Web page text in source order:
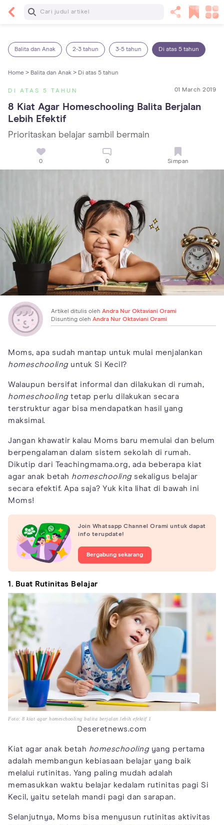
Baca Selanjutnya
Balita dan Anak 2-3 tahun 3-5 tahun Di atas 5 tahun
Home > Balita dan Anak > Di atas 5 tahun
DI ATAS 5 TAHUN 01 March 2019
8 Kiat Agar Homeschooling Balita Berjalan
Lebih Efektif
Prioritaskan belajar sambil bermain
0 0 Simpan
Artikel ditulis oleh Andra Nur Oktaviani Orami
Disunting oleh Andra Nur Oktaviani Orami
Moms, apa sudah mantap untuk mulai menjalankan
homeschoolinguntuk Si Kecil?
Walaupun bersifat informal dan dilakukan di rumah,
homeschoolingtetap perlu dilakukan secara
terstruktur agar bisa mendapatkan hasil yang
maksimal.
Jangan khawatir kalau Moms baru memulai dan belum
berpengalaman dalam sistem sekolah di rumah.
Dikutip dari Teachingmama.org, ada beberapa kiat
agar anak betah homeschoolingsekaligus belajar
secara efektif. Apa saja? Yuk kita lihat di bawah ini
Moms!
Join Whatsapp Channel Orami untuk dapat
info terupdate!
Bergabung sekarang
1. Buat Rutinitas Belajar
Foto: 8 kiat agar homeschooling balita berjalan lebih efektif 1
Deseretnews.com
Kiat agar anak betah homeschoolingyang pertama
adalah membangun kebiasaan belajar yang baik
melalui rutinitas. Yang paling mudah adalah
memasukkan waktu belajar kedalam rutinitas pagi Si
Kecil, yaitu setelah mandi pagi dan sarapan.
Selanjutnya, Moms bisa menyusun rutinitas aktivitas